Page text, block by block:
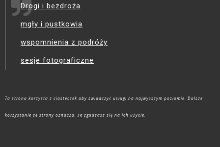
Drogi i bezdroża
mgły i pustkowia
wspomnienia z podróży
sesje fotograficzne
Ta strona korzysta z ciasteczek aby świadczyć usługi na najwyższym poziomie. Dalsze
korzystanie ze strony oznacza, że zgadzasz się na ich użycie.